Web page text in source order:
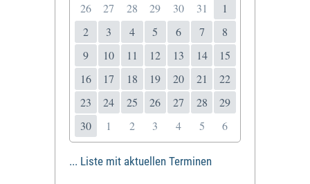
26 27 28 29 30 31
1
2
3 4 5 6 7
8
9
10 11 12 13 14
15
16
17 18 19 20 21
22
23
24 25 26 27 28
29
30
1 2 3 4 5 6
... Liste mit aktuellen Terminen